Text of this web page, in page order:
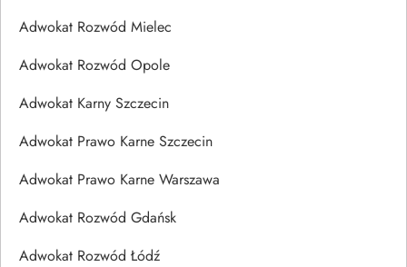
Adwokat Rozwód Mielec
Adwokat Rozwód Opole
Adwokat Karny Szczecin
Adwokat Prawo Karne Szczecin
Adwokat Prawo Karne Warszawa
Adwokat Rozwód Gdańsk
Adwokat Rozwód Łódź